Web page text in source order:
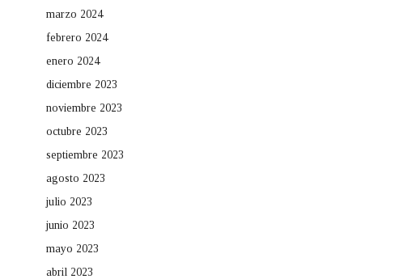
marzo 2024
febrero 2024
enero 2024
diciembre 2023
noviembre 2023
octubre 2023
septiembre 2023
agosto 2023
julio 2023
junio 2023
mayo 2023
abril 2023